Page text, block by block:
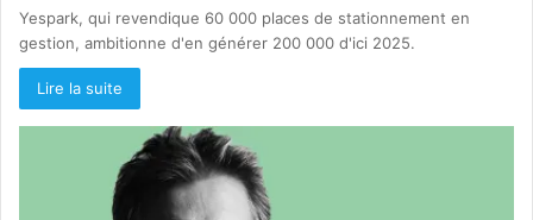
Yespark, qui revendique 60 000 places de stationnement en
gestion, ambitionne d'en générer 200 000 d'ici 2025.
Lire la suite